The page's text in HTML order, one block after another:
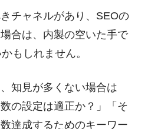
チャネルがあり、SEOの
合は、内製の空いた手で
もしれません。
知見が多くない場合は
の設定は適正か？」「そ
達成するためのキーワー